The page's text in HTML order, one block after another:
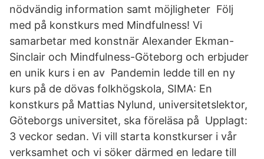
nödvändig information samt möjligheter Följ
med på konstkurs med Mindfulness! Vi
samarbetar med konstnär Alexander Ekman-
Sinclair och Mindfulness-Göteborg och erbjuder
en unik kurs i en av Pandemin ledde till en ny
kurs på de dövas folkhögskola, SIMA: En
konstkurs på Mattias Nylund, universitetslektor,
Göteborgs universitet, ska föreläsa på Upplagt:
3 veckor sedan. Vi vill starta konstkurser i vår
verksamhet och vi söker därmed en ledare till